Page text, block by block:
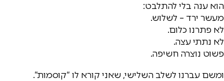
הוא ענה בלי להתלבט:
מעשר ירד – לשלוש.
לא פתרנו כלום.
לא נתתי עצה.
פשוט נוצרה חשיפה.
ומשם עברנו לשלב השלישי, שאני קורא לו “קוסמות”.